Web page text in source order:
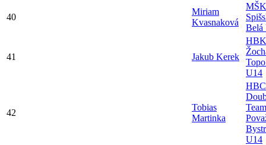
40
Miriam
Kvasnaková
MŠK
Belá
41 Jakub Kerek
HBK
U14
42
Tobias
Martinka
HBC
Team
U14